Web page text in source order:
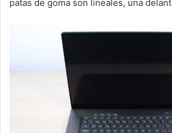
patas de goma son lineales, una